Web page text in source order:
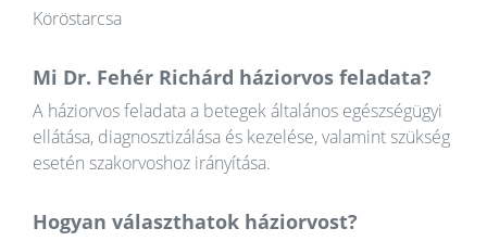
Köröstarcsa
Mi Dr. Fehér Richárd háziorvos feladata?
A háziorvos feladata a betegek általános egészségügyi
ellátása, diagnosztizálása és kezelése, valamint szükség
esetén szakorvoshoz irányítása.
Hogyan választhatok háziorvost?